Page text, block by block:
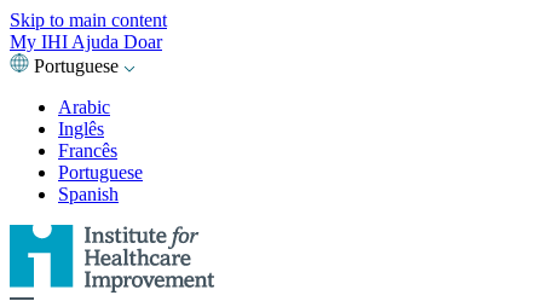
Skip to main content
My IHI Ajuda Doar
Portuguese
Arabic
Inglês
Francês
Portuguese
Spanish